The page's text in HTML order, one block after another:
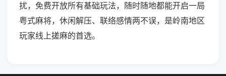
扰，免费开放所有基础玩法，随时随地都能开启一局
粤式麻将，休闲解压、联络感情两不误，是岭南地区
玩家线上搓麻的首选。